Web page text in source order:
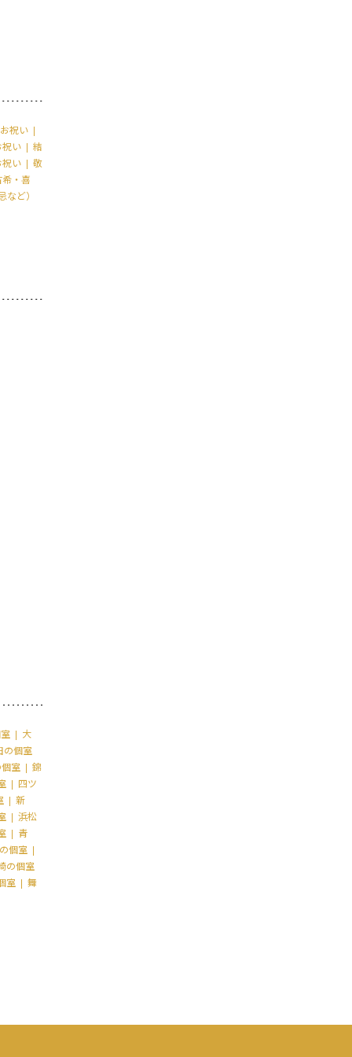
祝い
い
結
い
敬
・喜
ど）
大
の個室
室
錦
四ツ
新
浜松
青
個室
の個室
室
舞